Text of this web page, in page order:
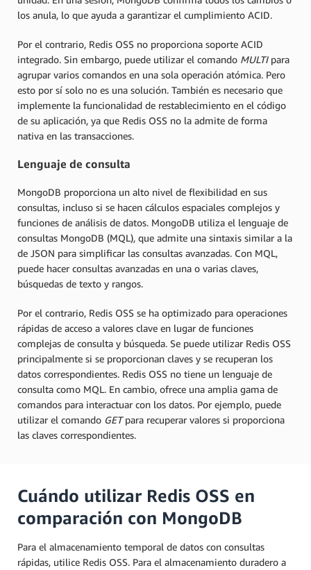
los anula, lo que ayuda a garantizar el cumplimiento ACID.
Por el contrario, Redis OSS no proporciona soporte ACID
integrado. Sin embargo, puede utilizar el comando MULTIpara
agrupar varios comandos en una sola operación atómica. Pero
esto por sí solo no es una solución. También es necesario que
implemente la funcionalidad de restablecimiento en el código
de su aplicación, ya que Redis OSS no la admite de forma
nativa en las transacciones.
Lenguaje de consulta
MongoDB proporciona un alto nivel de flexibilidad en sus
consultas, incluso si se hacen cálculos espaciales complejos y
funciones de análisis de datos. MongoDB utiliza el lenguaje de
consultas MongoDB (MQL), que admite una sintaxis similar a la
de JSON para simplificar las consultas avanzadas. Con MQL,
puede hacer consultas avanzadas en una o varias claves,
búsquedas de texto y rangos.
Por el contrario, Redis OSS se ha optimizado para operaciones
rápidas de acceso a valores clave en lugar de funciones
complejas de consulta y búsqueda. Se puede utilizar Redis OSS
principalmente si se proporcionan claves y se recuperan los
datos correspondientes. Redis OSS no tiene un lenguaje de
consulta como MQL. En cambio, ofrece una amplia gama de
comandos para interactuar con los datos. Por ejemplo, puede
utilizar el comando GETpara recuperar valores si proporciona
las claves correspondientes.
Cuándo utilizar Redis OSS en
comparación con MongoDB
Para el almacenamiento temporal de datos con consultas
rápidas, utilice Redis OSS. Para el almacenamiento duradero a